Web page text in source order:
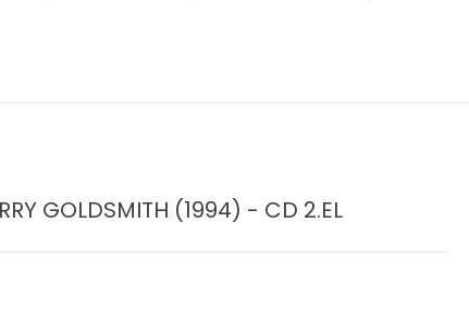
GOLDSMITH (1994) - CD 2.EL